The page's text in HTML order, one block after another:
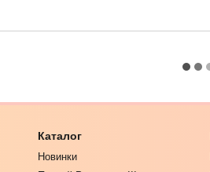
Каталог
Новинки